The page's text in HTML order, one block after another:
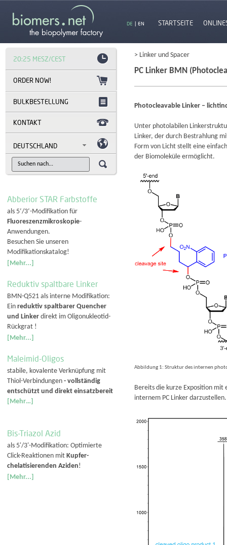
DE | EN STARTSEITE
20:25 MESZ/CEST
BULKBESTELLUNG
KONTAKT
DEUTSCHLAND
Abberior STAR Farbstoffe
als 5‘/3‘-Modifikation für
Fluoreszenzmikroskopie-
Anwendungen.
Besuchen Sie unseren
Modifikationskatalog!
[Mehr...]
Reduktiv spaltbare Linker
BMN-Q521 als interne Modifikation:
Ein reduktiv spaltbarer Quencher
und Linker direkt im Oligonukleotid-
Rückgrat !
[Mehr...]
Maleimid-Oligos
stabile, kovalente Verknüpfung mit
Thiol-Verbindungen - vollständig
entschützt und direkt einsatzbereit
[Mehr…]
Bis-Triazol Azid
als 5'/3'-Modifikation: Optimierte
Click-Reaktionen mit Kupfer-
chelatisierenden Aziden!
[Mehr...]
> Linker und Spacer
PC Linker BMN
Photocleavable Linker –
Unter photolabilen
Linker, der durch Bestrahlung
Form von Licht stellt eine
der Biomoleküle ermöglicht.
Abbildung 1: Struktur des internen
Bereits die kurze Exposition mit
internem PC Linker darzustellen.